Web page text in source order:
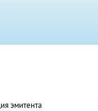
эмитента